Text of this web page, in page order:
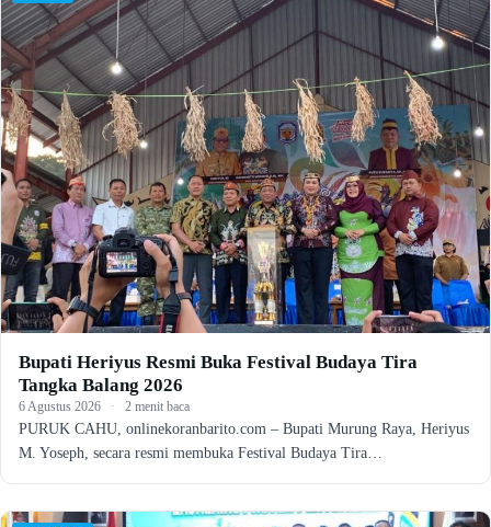
Bupati Heriyus Resmi Buka Festival Budaya Tira
Tangka Balang 2026
6 Agustus 2026 · 2 menit baca
PURUK CAHU, onlinekoranbarito.com – Bupati Murung Raya, Heriyus
M. Yoseph, secara resmi membuka Festival Budaya Tira…